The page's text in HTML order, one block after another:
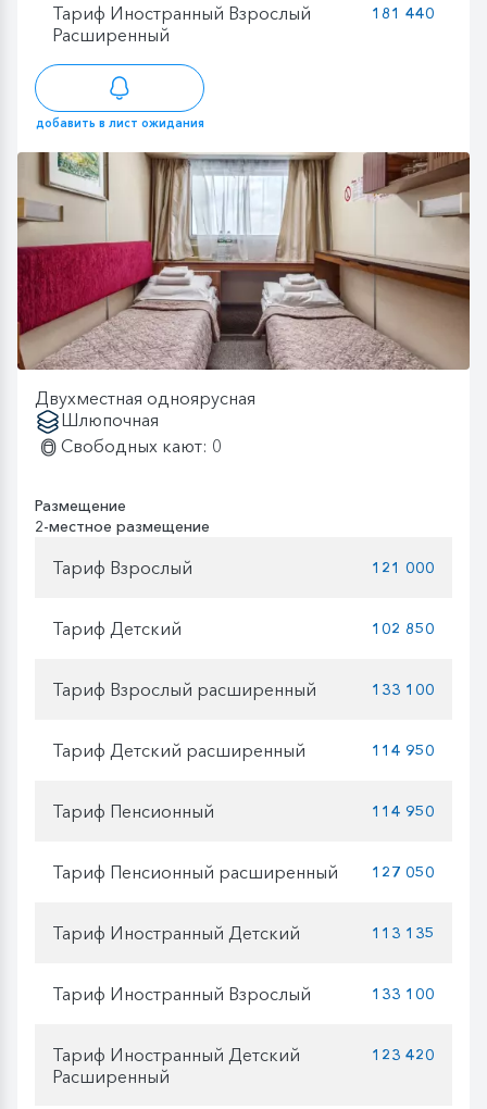
Тариф Иностранный Взрослый
Расширенный
181 440
добавить в лист ожидания
Двухместная одноярусная
Шлюпочная
Свободных кают: 0
Размещение
2-местное размещение
Тариф Взрослый 121 000
Тариф Детский 102 850
Тариф Взрослый расширенный 133 100
Тариф Детский расширенный 114 950
Тариф Пенсионный 114 950
Тариф Пенсионный расширенный 127 050
Тариф Иностранный Детский 113 135
Тариф Иностранный Взрослый 133 100
Тариф Иностранный Детский
Расширенный
123 420